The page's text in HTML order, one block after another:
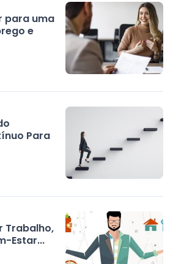
para uma
e
Para
Trabalho,
Estar...